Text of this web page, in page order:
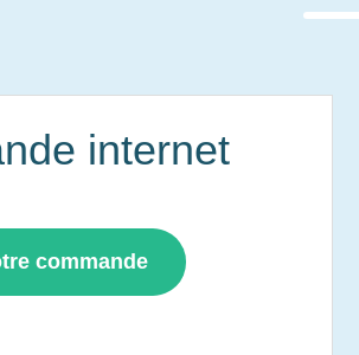
internet
commande